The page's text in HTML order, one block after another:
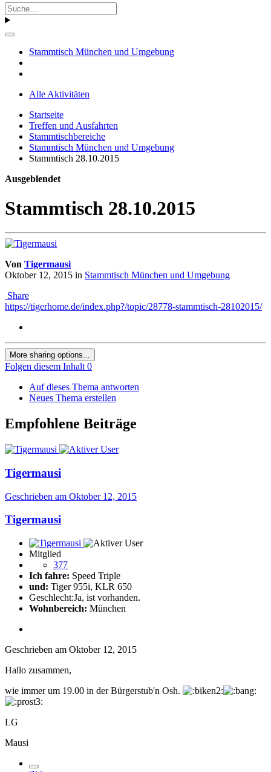
Stammtisch München und Umgebung
Alle Aktivitäten
Startseite
Treffen und Ausfahrten
Stammtischbereiche
Stammtisch München und Umgebung
Stammtisch 28.10.2015
Ausgeblendet
Stammtisch 28.10.2015
Von Tigermausi
Oktober 12, 2015 in Stammtisch München und Umgebung
Share
https://tigerhome.de/index.php?/topic/28778-stammtisch-28102015/
More sharing options...
Folgen diesem Inhalt 0
Auf dieses Thema antworten
Neues Thema erstellen
Empfohlene Beiträge
Tigermausi
Geschrieben am Oktober 12, 2015
Tigermausi
Mitglied
377
Ich fahre: Speed Triple
und: Tiger 955i, KLR 650
Geschlecht:Ja, ist vorhanden.
Wohnbereich: München
Geschrieben am Oktober 12, 2015
Hallo zusammen,
wie immer um 19.00 in der Bürgerstub'n Osh.
LG
Mausi